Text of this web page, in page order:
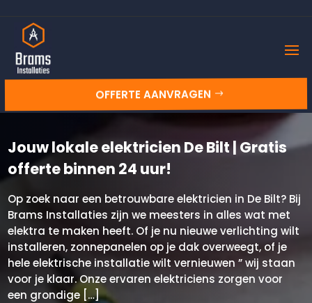
OFFERTE AANVRAGEN
Jouw lokale elektricien De Bilt | Gratis
offerte binnen 24 uur!
Op zoek naar een betrouwbare elektricien in De Bilt? Bij
Brams Installaties zijn we meesters in alles wat met
elektra te maken heeft. Of je nu nieuwe verlichting wilt
installeren, zonnepanelen op je dak overweegt, of je
hele elektrische installatie wilt vernieuwen ” wij staan
voor je klaar. Onze ervaren elektriciens zorgen voor
een grondige […]